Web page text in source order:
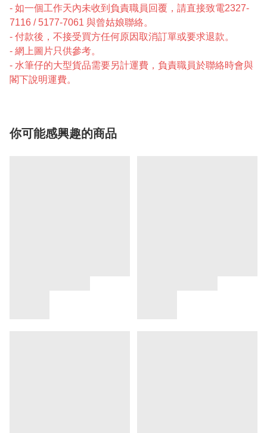
- 如一個工作天內未收到負責職員回覆，請直接致電2327-
7116 / 5177-7061 與曾姑娘聯絡。
- 付款後，不接受買方任何原因取消訂單或要求退款。
- 網上圖片只供參考。
- 水筆仔的大型貨品需要另計運費，負責職員於聯絡時會與
閣下說明運費。
你可能感興趣的商品